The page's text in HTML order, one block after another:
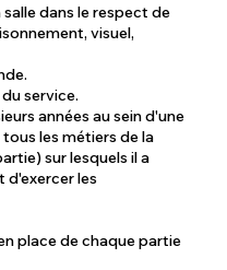
salle dans le respect de
visuel,
service.
années au sein d'une
les métiers de la
sur lesquels il a
d'exercer les
place de chaque partie